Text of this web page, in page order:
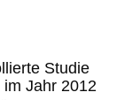
Studie
Jahr 2012